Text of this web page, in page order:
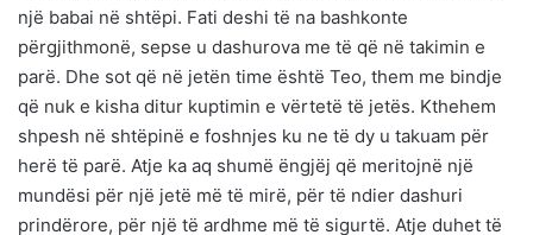
një babai në shtëpi. Fati deshi të na bashkonte
përgjithmonë, sepse u dashurova me të që në takimin e
parë. Dhe sot që në jetën time është Teo, them me bindje
që nuk e kisha ditur kuptimin e vërtetë të jetës. Kthehem
shpesh në shtëpinë e foshnjes ku ne të dy u takuam për
herë të parë. Atje ka aq shumë ëngjëj që meritojnë një
mundësi për një jetë më të mirë, për të ndier dashuri
prindërore, për një të ardhme më të sigurtë. Atje duhet të